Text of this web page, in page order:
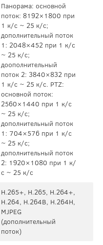
Панорама: основной
поток: 8192×1800 при
1 к/с ~ 25 к/с;
дополнительный поток
1: 2048×452 при 1 к/с
~ 25 к/с;
доополнительный
поток 2: 3840×832 при
1 к/с ~ 25 к/с. PTZ:
основной поток:
2560×1440 при 1 к/с
~ 25 к/с;
дополнительный поток
1: 704×576 при 1 к/с
~ 25 к/с;
дополнительный поток
2: 1920×1080 при 1 к/
с ~ 25 к/с
H.265+, H.265, H.264+,
H.264, H.264B, H.264H,
MJPEG
(дополнительный
поток)